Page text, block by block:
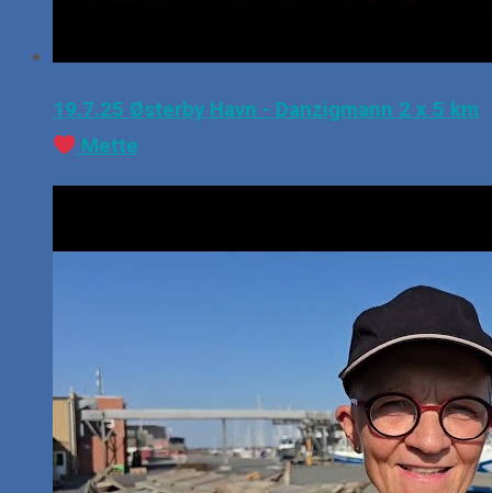
19.7.25 Østerby Havn - Danzigmann 2 x 5 km
Mette